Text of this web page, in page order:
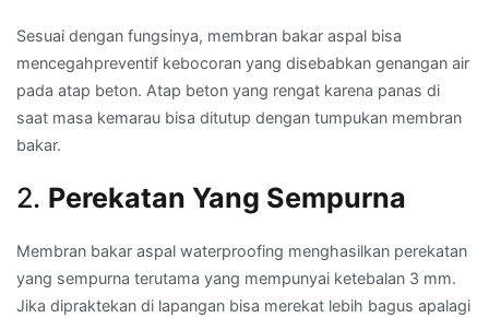
Sesuai dengan fungsinya, membran bakar aspal bisa
mencegahpreventif kebocoran yang disebabkan genangan air
pada atap beton. Atap beton yang rengat karena panas di
saat masa kemarau bisa ditutup dengan tumpukan membran
bakar.
2. Perekatan Yang Sempurna
Membran bakar aspal waterproofing menghasilkan perekatan
yang sempurna terutama yang mempunyai ketebalan 3 mm.
Jika dipraktekan di lapangan bisa merekat lebih bagus apalagi